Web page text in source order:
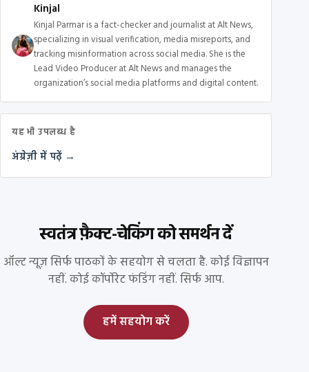
Kinjal
Kinjal Parmar is a fact-checker and journalist at Alt News,
specializing in visual verification, media misreports, and
tracking misinformation across social media. She is the
Lead Video Producer at Alt News and manages the
organization’s social media platforms and digital content.
यह भी उपलब्ध है
अंग्रेज़ी में पढ़ें →
स्वतंत्र फ़ैक्ट-चेकिंग को समर्थन दें
ऑल्ट न्यूज़ सिर्फ पाठकों के सहयोग से चलता है. कोई विज्ञापन
नहीं. कोई कॉर्पोरेट फंडिंग नहीं. सिर्फ आप.
हमें सहयोग करें